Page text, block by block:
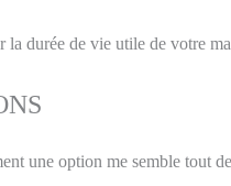
la durée de vie utile de votre
une option me semble tout